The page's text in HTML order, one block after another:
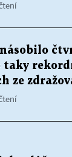
taky
ze